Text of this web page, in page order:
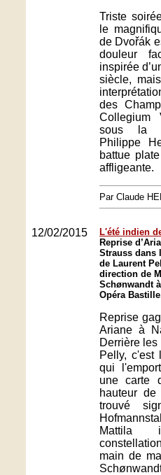
Triste
le
de Dvořák
douleur
inspirée
siècle,
des
Collegium
sous la
Philippe
battue
affligeante.
Par Claude
12/02/2015
L'été indien
Reprise
Strauss dans
de Laurent
direction de
Schønwandt
Opéra
Reprise
Ariane à
Derrière
Pelly, c'est
qui
une carte
hauteur
trouvé
Mattila
main de